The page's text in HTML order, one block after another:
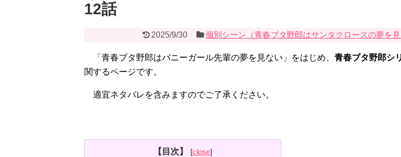
12話
2025/9/30 個別シーン（青春ブタ野郎はサンタクロースの夢を見
「青春ブタ野郎はバニーガール先輩の夢を見ない」をはじめ、 青春ブタ野郎シ
関するページです。
適宜ネタバレを含みますのでご了承ください。
【目次】 [close]